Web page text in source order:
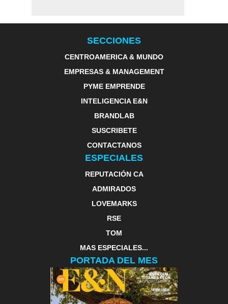
SECCIONES
CENTROAMERICA & MUNDO
EMPRESAS & MANAGEMENT
PYME EMPRENDE
INTELIGENCIA E&N
BRANDLAB
SUSCRIBETE
CONTACTANOS
ESPECIALES
REPUTACIÓN CA
ADMIRADOS
LOVEMARKS
RSE
TOM
MAS ESPECIALES...
PORTADA DEL MES